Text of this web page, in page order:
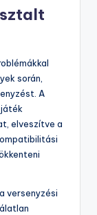
során,
A
elveszítve a
versenyzési